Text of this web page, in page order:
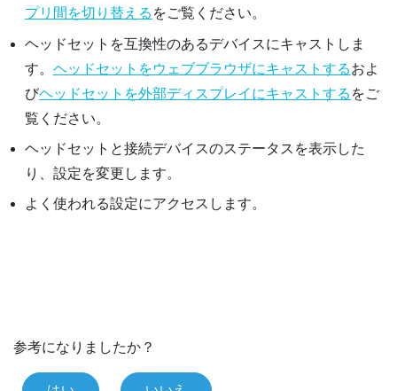
プリ間を切り替える をご覧ください。
ヘッドセットを互換性のあるデバイスにキャストしま
す。 ヘッドセットをウェブブラウザにキャストするおよ
びヘッドセットを外部ディスプレイにキャストする をご
覧ください。
ヘッドセットと接続デバイスのステータスを表示した
り、設定を変更します。
よく使われる設定にアクセスします。
参考になりましたか？